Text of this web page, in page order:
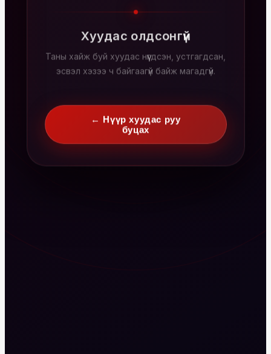
Хуудас олдсонгүй
Таны хайж буй хуудас нүүгдсэн, устгагдсан,
эсвэл хэзээ ч байгаагүй байж магадгүй.
← Нүүр хуудас руу
буцах